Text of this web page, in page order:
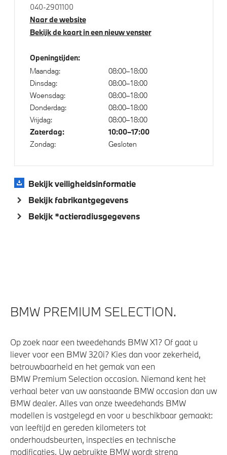
BMW Iconic Glow exterieurpakket
Raamomlijsting M hoogglans Shadow Line
Trekhaak elektrisch uitklapbaar
Trekhaak met elektrisch wegklapbare kogel
Klimaatbeheersing
Automatische 3-zone Airconditioning
Elektrische voorzieningen
Driving Assistant Professional
Verwarmde stoelen voor en achter
Aandrijving en onderstel
Laadaansluiting AC (wisselstroom) laden
Steptronic transmissie met schakelpaddles aan het
stuurwiel
Adaptief onderstel
Variable Sport Steering
040-2901100
Naar de website
Bekijk de kaart in een nieuw venster
Openingtijden:
Maandag:
08:00–18:00
Dinsdag:
08:00–18:00
Woensdag:
08:00–18:00
Donderdag:
08:00–18:00
Vrijdag:
08:00–18:00
Zaterdag: 10:00–17:00
Zondag: Gesloten
Bekijk veiligheidsinformatie
Bekijk fabrikantgegevens
Bekijk *actieradiusgegevens
BMW PREMIUM SELECTION.
Op zoek naar een tweedehands BMW X1? Of gaat u
liever voor een BMW 320i? Kies dan voor zekerheid,
betrouwbaarheid en het gemak van een
BMW Premium Selection occasion. Niemand kent het
verhaal beter van uw aanstaande BMW occasion dan uw
BMW dealer. Alles van onze tweedehands BMW
modellen is vastgelegd en voor u beschikbaar gemaakt:
van leeftijd en gereden kilometers tot
onderhoudsbeurten, inspecties en technische
modificaties. Uw gebruikte BMW wordt streng